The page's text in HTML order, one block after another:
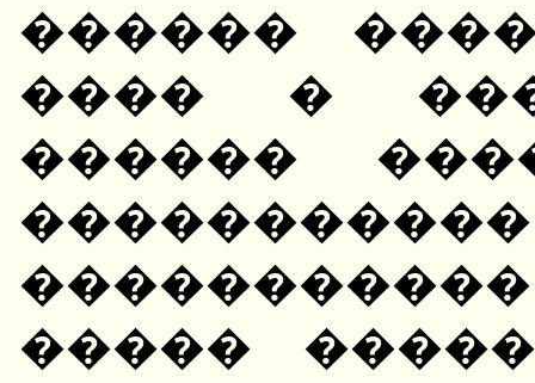
������
���� �
������
�����